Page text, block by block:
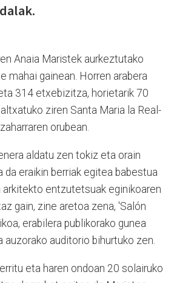
Anaia Maristek aurkeztutako
mahai gainean. Horren arabera
314 etxebizitza, horietarik 70
ziren Santa Maria la Real-
orubean.
aldatu zen tokiz eta orain
eraikin berriak egitea babestua
arkitekto entzutetsuak eginikoaren
gain, zine aretoa zena, 'Salón
erabilera publikorako gunea
auzorako auditorio bihurtuko zen.
eta haren ondoan 20 solairuko